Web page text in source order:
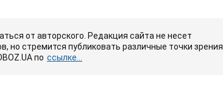
от авторского. Редакция сайта не несет
но стремится публиковать различные точки зрения.
по ссылке...